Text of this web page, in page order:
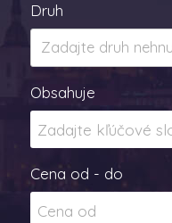
Druh
Obsahuje
Cena od - do